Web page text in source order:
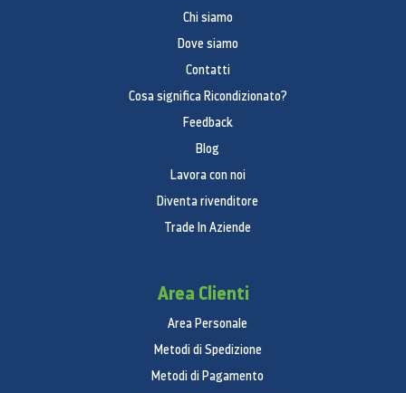
Chi siamo
Dove siamo
Contatti
Cosa significa Ricondizionato?
Feedback
Blog
Lavora con noi
Diventa rivenditore
Trade In Aziende
Area Clienti
Area Personale
Metodi di Spedizione
Metodi di Pagamento